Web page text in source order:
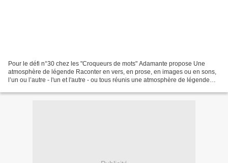
Pour le défi n°30 chez les "Croqueurs de mots" Adamante propose Une
atmosphère de légende Raconter en vers, en prose, en images ou en sons,
l’un ou l’autre - l'un et l'autre - ou tous réunis une atmosphère de légende